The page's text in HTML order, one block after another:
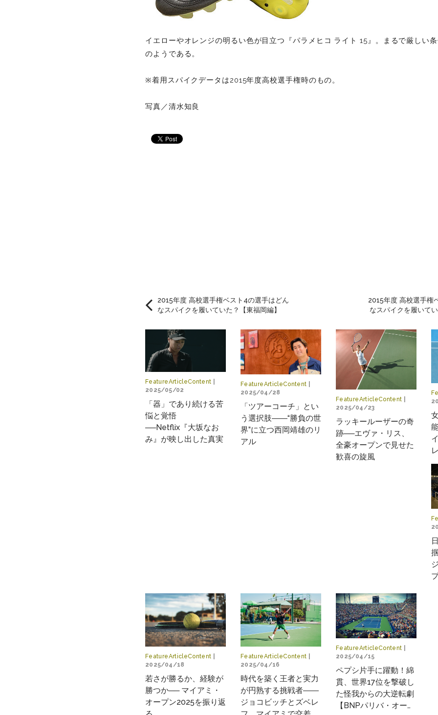
イエローやオレンジの明るい色が目立つ『パラメヒコ ライト 15』。まるで厳しい
のようである。
※着用スパイクデータは2015年度高校選手権時のもの。
写真／清水知良
2015年度 高校選手権ベスト4の選手はどん
なスパイクを履いていた？【東福岡編】
2015年度 高校選手権
なスパイクを履いて
FeatureArticleContent
2025/05/02
「器」であり続ける苦
悩と覚悟
──Netflix『大坂なお
み』が映し出した真実
FeatureArticleContent
2025/04/28
「ツアーコーチ」とい
う選択肢――“勝負の世
界”に立つ西岡靖雄のリ
アル
FeatureArticleContent
2025/04/23
ラッキールーザーの奇
跡──エヴァ・リス、
全豪オープンで見せた
歓喜の旋風
FeatureArticleContent
2025/04/18
若さが勝るか、経験が
勝つか── マイアミ・
オープン2025を振り返
FeatureArticleContent
2025/04/16
時代を築く王者と実力
が円熟する挑戦者――
ジョコビッチとズベレ
FeatureArticleContent
2025/04/15
ペプシ片手に躍動！綿
貫、世界17位を撃破し
た怪我からの大逆転劇
【BNPパリバ・オープ